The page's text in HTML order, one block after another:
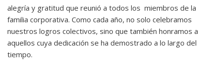
alegría y gratitud que reunió a todos los miembros de la
familia corporativa. Como cada año, no solo celebramos
nuestros logros colectivos, sino que también honramos a
aquellos cuya dedicación se ha demostrado a lo largo del
tiempo.